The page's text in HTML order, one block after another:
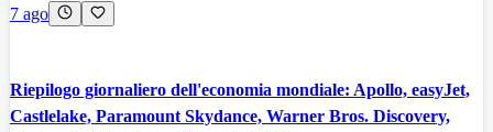
7 ago
Riepilogo giornaliero dell'economia mondiale: Apollo, easyJet,
Castlelake, Paramount Skydance, Warner Bros. Discovery,